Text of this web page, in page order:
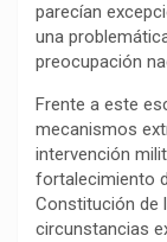
parecían
una
preocupación
Frente a este
mecanismos
intervención
fortalecimiento
Constitución de
circunstancias